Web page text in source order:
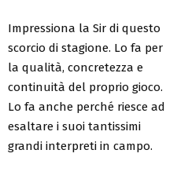
Impressiona la Sir di questo
scorcio di stagione. Lo fa per
la qualità, concretezza e
continuità del proprio gioco.
Lo fa anche perché riesce ad
esaltare i suoi tantissimi
grandi interpreti in campo.